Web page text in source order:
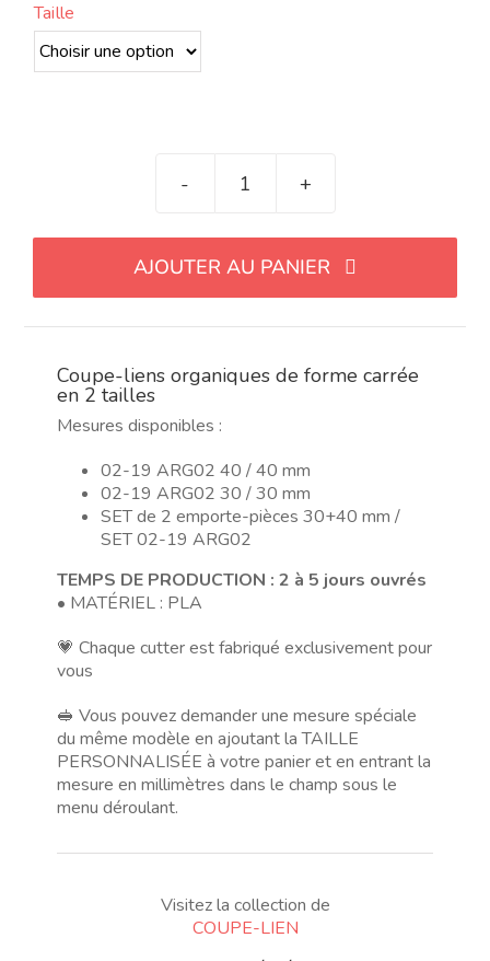
Taille
quantité
de
eslabón
orgánico
forma
en
2
tamaños
AJOUTER AU PANIER
Coupe-liens organiques de forme carrée
en 2 tailles
Mesures disponibles :
02-19 ARG02 40 / 40 mm
02-19 ARG02 30 / 30 mm
SET de 2 emporte-pièces 30+40 mm /
SET 02-19 ARG02
TEMPS DE PRODUCTION : 2 à 5 jours ouvrés
• MATÉRIEL : PLA
💗 Chaque cutter est fabriqué exclusivement pour
vous
🥪 Vous pouvez demander une mesure spéciale
du même modèle en ajoutant la TAILLE
PERSONNALISÉE à votre panier et en entrant la
mesure en millimètres dans le champ sous le
menu déroulant.
Visitez la collection de
COUPE-LIEN